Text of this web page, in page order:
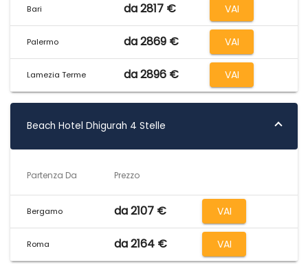
Bari da 2817 € VAI
Palermo da 2869 € VAI
Lamezia Terme da 2896 € VAI
Beach Hotel Dhigurah 4 Stelle
Partenza Da Prezzo
Bergamo da 2107 € VAI
Roma da 2164 € VAI